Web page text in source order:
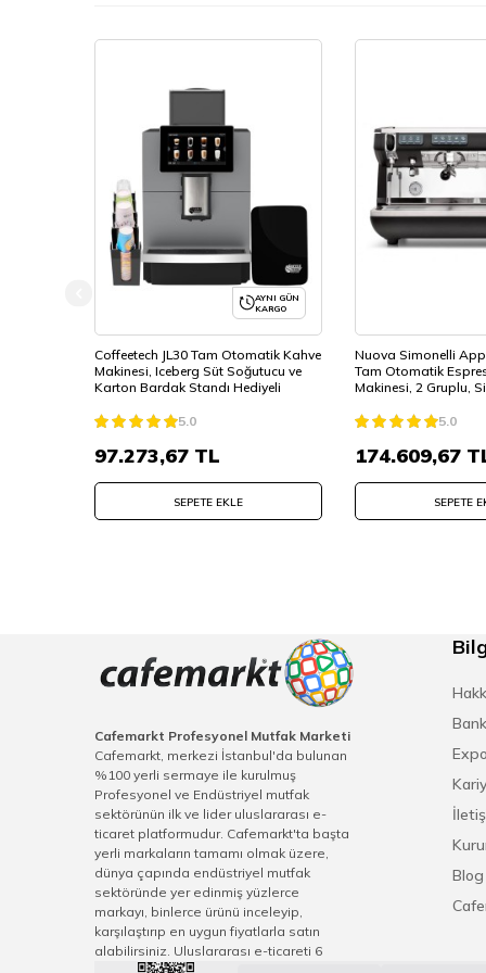
Watt - 4500
Watt - 5000
Amp çekişi - 23Güç: 4500W
Gerilim: 208-240V 50-60Hz
Buhar hunisi kapasitesi: 17,3 lt
Kahve kazanı kapasitesi: 0,7 lt.
Net ağırlığı: 91 kg
AYNI GÜN
KARGO
Coffeetech JL30 Tam Otomatik Kahve
Makinesi, Iceberg Süt Soğutucu ve
Karton Bardak Standı Hediyeli
5.0
97.273,67 TL
SEPETE EKLE
Nuova Simonelli
Tam Otomatik
Makinesi, 2 Gruplu,
5.0
174.609,67
SEPETE
Cafemarkt Profesyonel Mutfak Marketi
Cafemarkt, merkezi İstanbul'da bulunan
%100 yerli sermaye ile kurulmuş
Profesyonel ve Endüstriyel mutfak
sektörünün ilk ve lider uluslararası e-
ticaret platformudur. Cafemarkt'ta başta
yerli markaların tamamı olmak üzere,
dünya çapında endüstriyel mutfak
sektöründe yer edinmiş yüzlerce
markayı, binlerce ürünü inceleyip,
karşılaştırıp en uygun fiyatlarla satın
alabilirsiniz. Uluslararası e-ticareti 6
Blog